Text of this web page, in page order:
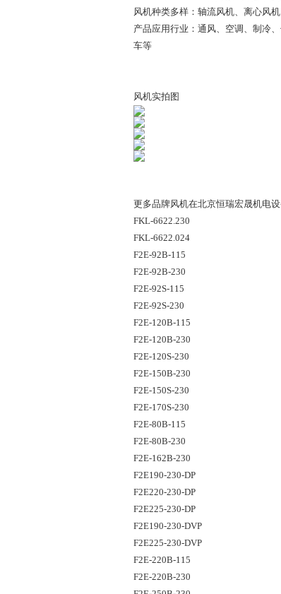
风机种类多样：轴流风机、离心风
产品应用行业：通风、空调、制冷
车等
风机实拍图
更多品牌风机在北京恒瑞宏晟机电
FKL-6622.230
FKL-6622.024
F2E-92B-115
F2E-92B-230
F2E-92S-115
F2E-92S-230
F2E-120B-115
F2E-120B-230
F2E-120S-230
F2E-150B-230
F2E-150S-230
F2E-170S-230
F2E-80B-115
F2E-80B-230
F2E-162B-230
F2E190-230-DP
F2E220-230-DP
F2E225-230-DP
F2E190-230-DVP
F2E225-230-DVP
F2E-220B-115
F2E-220B-230